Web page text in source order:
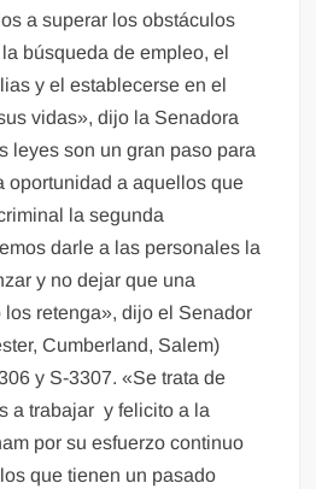
a superar los obstáculos
búsqueda de empleo, el
y el establecerse en el
vidas», dijo la Senadora
leyes son un gran paso para
oportunidad a aquellos que
la segunda
darle a las personales la
y no dejar que una
retenga», dijo el Senador
Cumberland, Salem)
y S-3307. «Se trata de
a trabajar y felicito a la
por su esfuerzo continuo
que tienen un pasado